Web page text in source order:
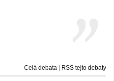
Celá debata RSS tejto debaty